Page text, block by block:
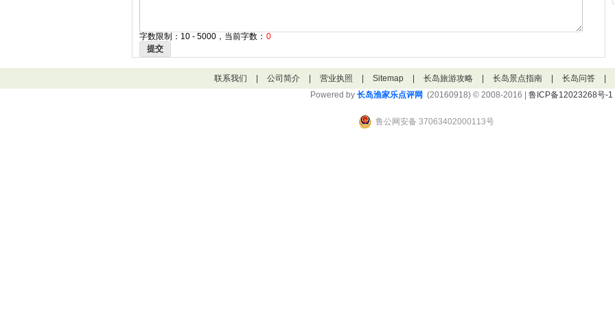
字数限制：10 - 5000，当前字数： 0
提交
联系我们 公司简介 营业执照 Sitemap 长岛旅游攻略 长岛景点指南 长岛问答
Powered by 长岛渔家乐点评网 (20160918) © 2008-2016 | 鲁ICP备12023268号-1
鲁公网安备 37063402000113号